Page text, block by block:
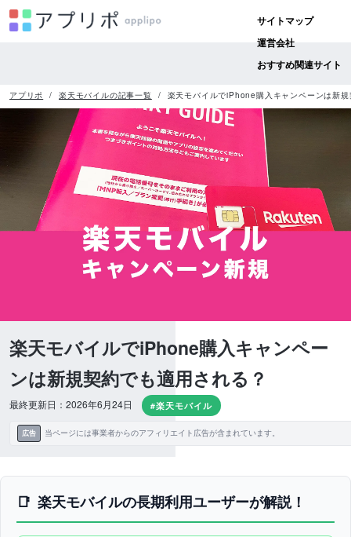
サイトマップ
運営会社
おすすめ関連サイト
アプリポ 楽天モバイルの記事一覧 楽天モバイルでiPhone購入キャンペーンは新
楽天モバイルでiPhone購入キャンペー
ンは新規契約でも適用される？
最終更新日：2026年6月24日 #楽天モバイル
広告 当ページには事業者からのアフィリエイト広告が含まれています。
楽天モバイルの長期利用ユーザーが解説！